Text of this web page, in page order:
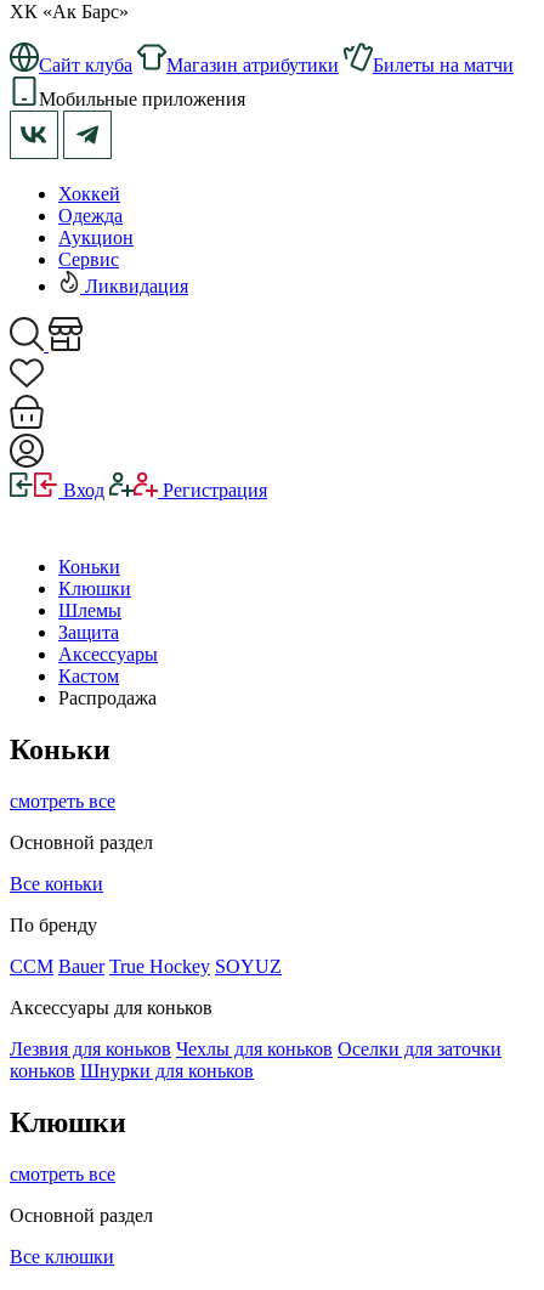
ХК «Ак Барс»
Сайт клуба Магазин атрибутики
Билеты на матчи
Мобильные приложения
Хоккей
Одежда
Аукцион
Сервис
Ликвидация
Вход Регистрация
Коньки
Клюшки
Шлемы
Защита
Аксессуары
Кастом
Распродажа
Коньки
смотреть все
Основной раздел
Все коньки
По бренду
ССМ Bauer True Hockey SOYUZ
Аксессуары для коньков
Лезвия для коньков Чехлы для коньков Оселки для заточки
коньков Шнурки для коньков
Клюшки
смотреть все
Основной раздел
Все клюшки